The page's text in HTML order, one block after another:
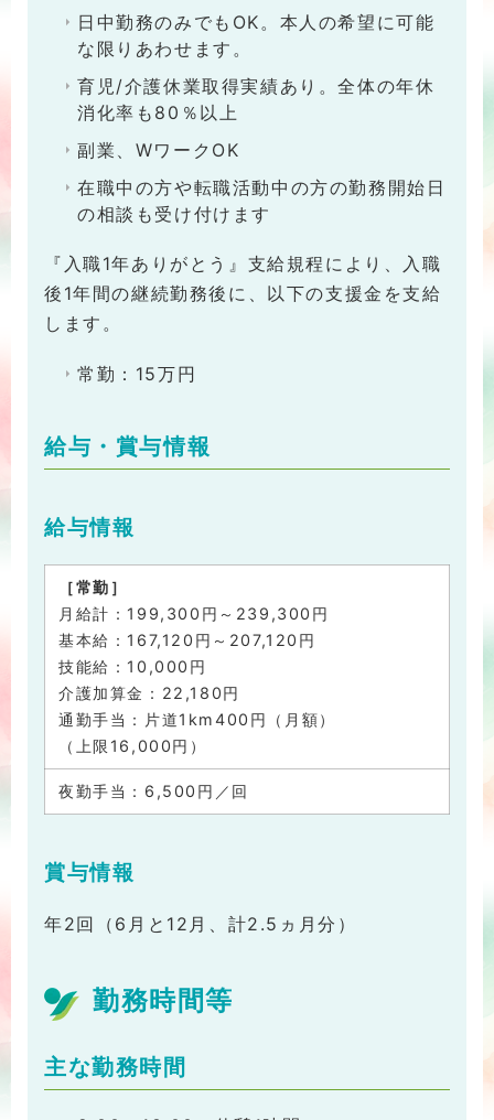
日中勤務のみでもOK。本人の希望に可能
な限りあわせます。
育児/介護休業取得実績あり。全体の年休
消化率も80％以上
副業、WワークOK
在職中の方や転職活動中の方の勤務開始日
の相談も受け付けます
『入職1年ありがとう』支給規程により、入職
後1年間の継続勤務後に、以下の支援金を支給
します。
常勤：15万円
給与・賞与情報
給与情報
［常勤］
月給計：199,300円～239,300円
基本給：167,120円～207,120円
技能給：10,000円
介護加算金：22,180円
通勤手当：片道1km400円（月額）
（上限16,000円）
夜勤手当：6,500円／回
賞与情報
年2回（6月と12月、計2.5ヵ月分）
勤務時間等
主な勤務時間